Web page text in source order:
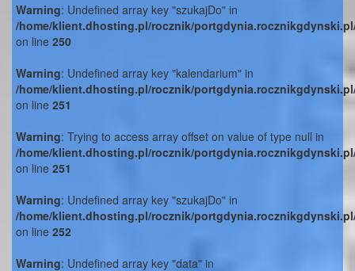
Warning: Undefined array key "szukajDo" in
/home/klient.dhosting.pl/rocznik/
on line 250
Warning: Undefined array key "kalendarium" in
/home/klient.dhosting.pl/rocznik/
on line 251
Warning: Trying to access array offset on value of type null in
/home/klient.dhosting.pl/rocznik/
on line 251
Warning: Undefined array key "szukajDo" in
/home/klient.dhosting.pl/rocznik/
on line 252
Warning: Undefined array key "data" in